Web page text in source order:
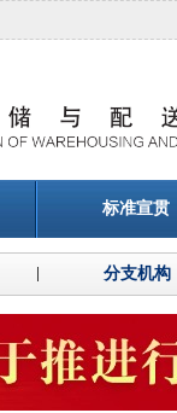
标准宣贯
分支机构